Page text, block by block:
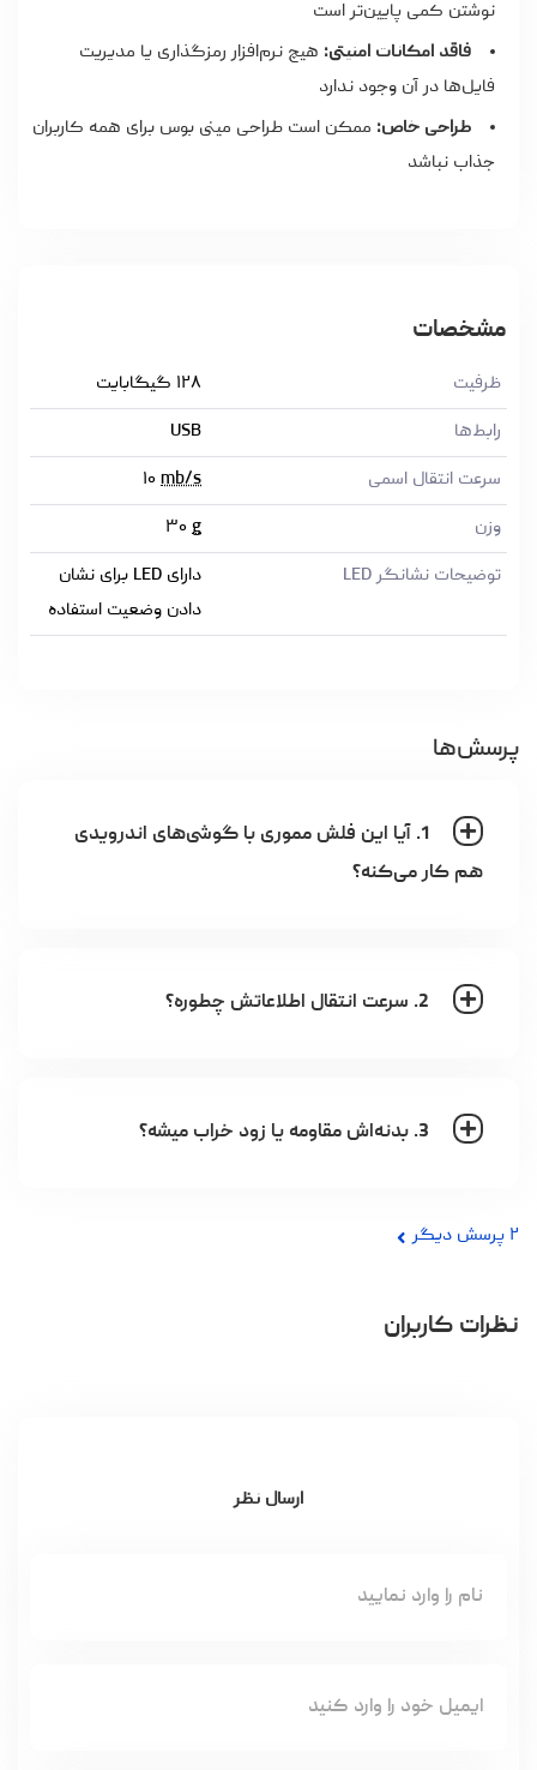
نوشتن کمی پایین‌تر است
فاقد امکانات امنیتی: هیچ نرم‌افزار رمزگذاری یا مدیریت
فایل‌ها در آن وجود ندارد
طراحی خاص: ممکن است طراحی مینی بوس برای همه کاربران
جذاب نباشد
مشخصات
ظرفیت
۱۲۸ گیگابایت
رابط‌ها
USB
سرعت انتقال اسمی
۱۰ mb/s
وزن
۳۰ g
توضیحات نشانگر LED
دارای LED برای نشان
دادن وضعیت استفاده
پرسش‌ها
1. آیا این فلش مموری با گوشی‌های اندرویدی
هم کار می‌کنه؟
2. سرعت انتقال اطلاعاتش چطوره؟
3. بدنه‌اش مقاومه یا زود خراب میشه؟
۲ پرسش دیگر
نظرات کاربران
ارسال نظر